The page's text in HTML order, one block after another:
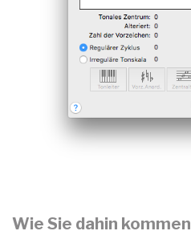
Wie Sie dahin kommen